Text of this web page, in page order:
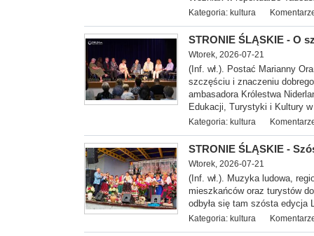
Kategoria: kultura
STRONIE ŚLĄSKIE - O
Wtorek, 2026-07-21
(Inf. wł.). Postać Marianny
szczęściu i znaczeniu
ambasadora Królestwa
Edukacji, Turystyki i Kultury
Kategoria: kultura
STRONIE ŚLĄSKIE -
Wtorek, 2026-07-21
(Inf. wł.). Muzyka ludowa,
mieszkańców oraz turystów
odbyła się tam szósta edycja
Kategoria: kultura